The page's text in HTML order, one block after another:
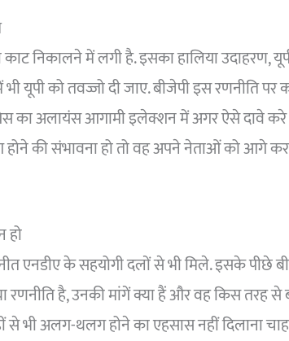
निकालने में लगी है. इसका हालिया उदाहरण,
में भी यूपी को तवज्जो दी जाए. बीजेपी इस रणनीति
का अलायंस आगामी इलेक्शन में अगर ऐसे दावे
की संभावना हो तो वह अपने नेताओं को आगे कर,
हो
एनडीए के सहयोगी दलों से भी मिले. इसके पीछे
है, उनकी मांगें क्या हैं और वह किस तरह से
से भी अलग-थलग होने का एहसास नहीं दिलाना